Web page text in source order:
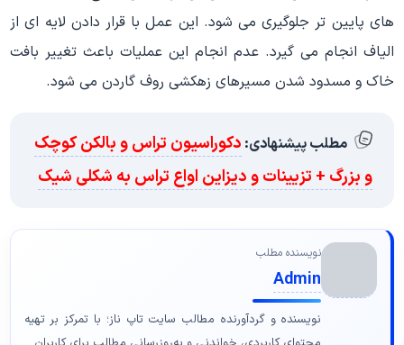
های پایین تر جلوگیری می شود. این عمل با قرار دادن لایه ای از
الیاف انجام می گیرد. عدم انجام این عملیات باعث تغییر بافت
خاک و مسدود شدن مسیرهای زهکشی روف گاردن می شود.
مطلب پیشنهادی: دکوراسیون تراس و بالکن کوچک
و بزرگ + تزیینات و دیزاین اواع تراس به شکلی شیک
نویسنده مطلب
Admin
نویسنده و گردآورنده مطالب سایت تاپ ناز؛ با تمرکز بر تهیه